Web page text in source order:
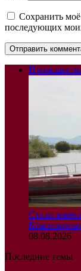
Сохранить моё
последующих
Стали
08.08.2026
Последние темы